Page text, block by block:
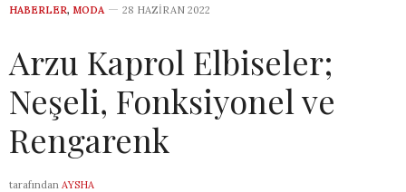
HABERLER, MODA 28 HAZIRAN 2022
Arzu Kaprol Elbiseler;
Neşeli, Fonksiyonel ve
Rengarenk
tarafından AYSHA